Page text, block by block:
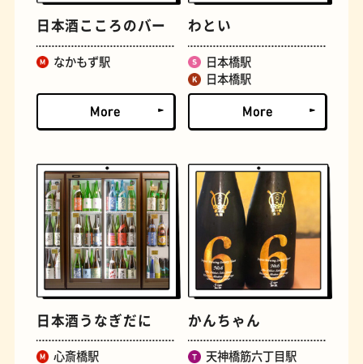
日本酒こころのバー
なかもず駅
わとい
日本橋駅
日本橋駅
日本酒うなぎだに
心斎橋駅
かんちゃん
天神橋筋六丁目駅